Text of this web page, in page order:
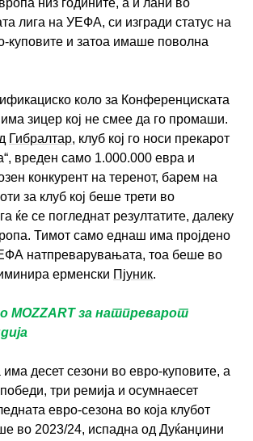
низ годините, а и лани во
лига на УЕФА, си изгради статус на
куповите и затоа имаше поволна
коло за Конференциската
зицер кој не смее да го промаши.
Гибралтар, клуб кој го носи прекарот
вреден само 1.000.000 евра и
конкурент на теренот, барем на
за клуб кој беше трети во
ќе се погледнат резултатите, далеку
Тимот само еднаш има пројдено
натпреварувањата, тоа беше во
ерменски Пјуник.
MOZZART за натпреварот
десет сезони во евро-куповите, а
три ремија и осумнаесет
евро-сезона во која клубот
во 2023/24, испадна од Дуќанџини